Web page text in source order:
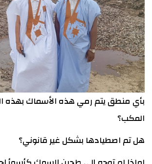
بأي منطق يتم رمي هذه الأسماك بهذه
المكب؟
هل تم اصطيادها بشكل غير قانوني؟